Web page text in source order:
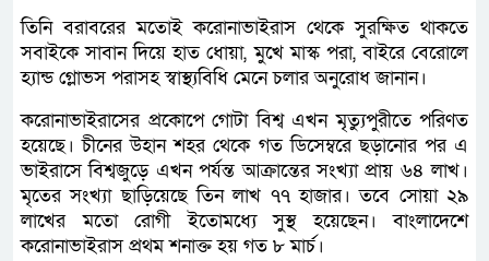
তিনি বরাবরের মতোই করোনাভাইরাস থেকে সুরক্ষিত থাকতে
সবাইকে সাবান দিয়ে হাত ধোয়া, মুখে মাস্ক পরা, বাইরে বেরোলে
হ্যান্ড গ্লোভস পরাসহ স্বাস্থ্যবিধি মেনে চলার অনুরোধ জানান।
করোনাভাইরাসের প্রকোপে গোটা বিশ্ব এখন মৃত্যুপুরীতে পরিণত
হয়েছে। চীনের উহান শহর থেকে গত ডিসেম্বরে ছড়ানোর পর এ
ভাইরাসে বিশ্বজুড়ে এখন পর্যন্ত আক্রান্তের সংখ্যা প্রায় ৬৪ লাখ।
মৃতের সংখ্যা ছাড়িয়েছে তিন লাখ ৭৭ হাজার। তবে সোয়া ২৯
লাখের মতো রোগী ইতোমধ্যে সুস্থ হয়েছেন। বাংলাদেশে
করোনাভাইরাস প্রথম শনাক্ত হয় গত ৮ মার্চ।